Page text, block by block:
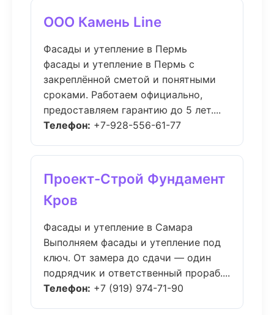
ООО Камень Line
Фасады и утепление в Пермь
фасады и утепление в Пермь с
закреплённой сметой и понятными
сроками. Работаем официально,
предоставляем гарантию до 5 лет....
Телефон: +7-928-556-61-77
Проект-Строй Фундамент
Кров
Фасады и утепление в Самара
Выполняем фасады и утепление под
ключ. От замера до сдачи — один
подрядчик и ответственный прораб....
Телефон: +7 (919) 974-71-90